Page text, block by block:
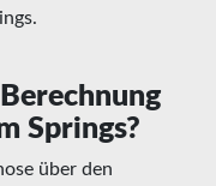
Springs?
über den